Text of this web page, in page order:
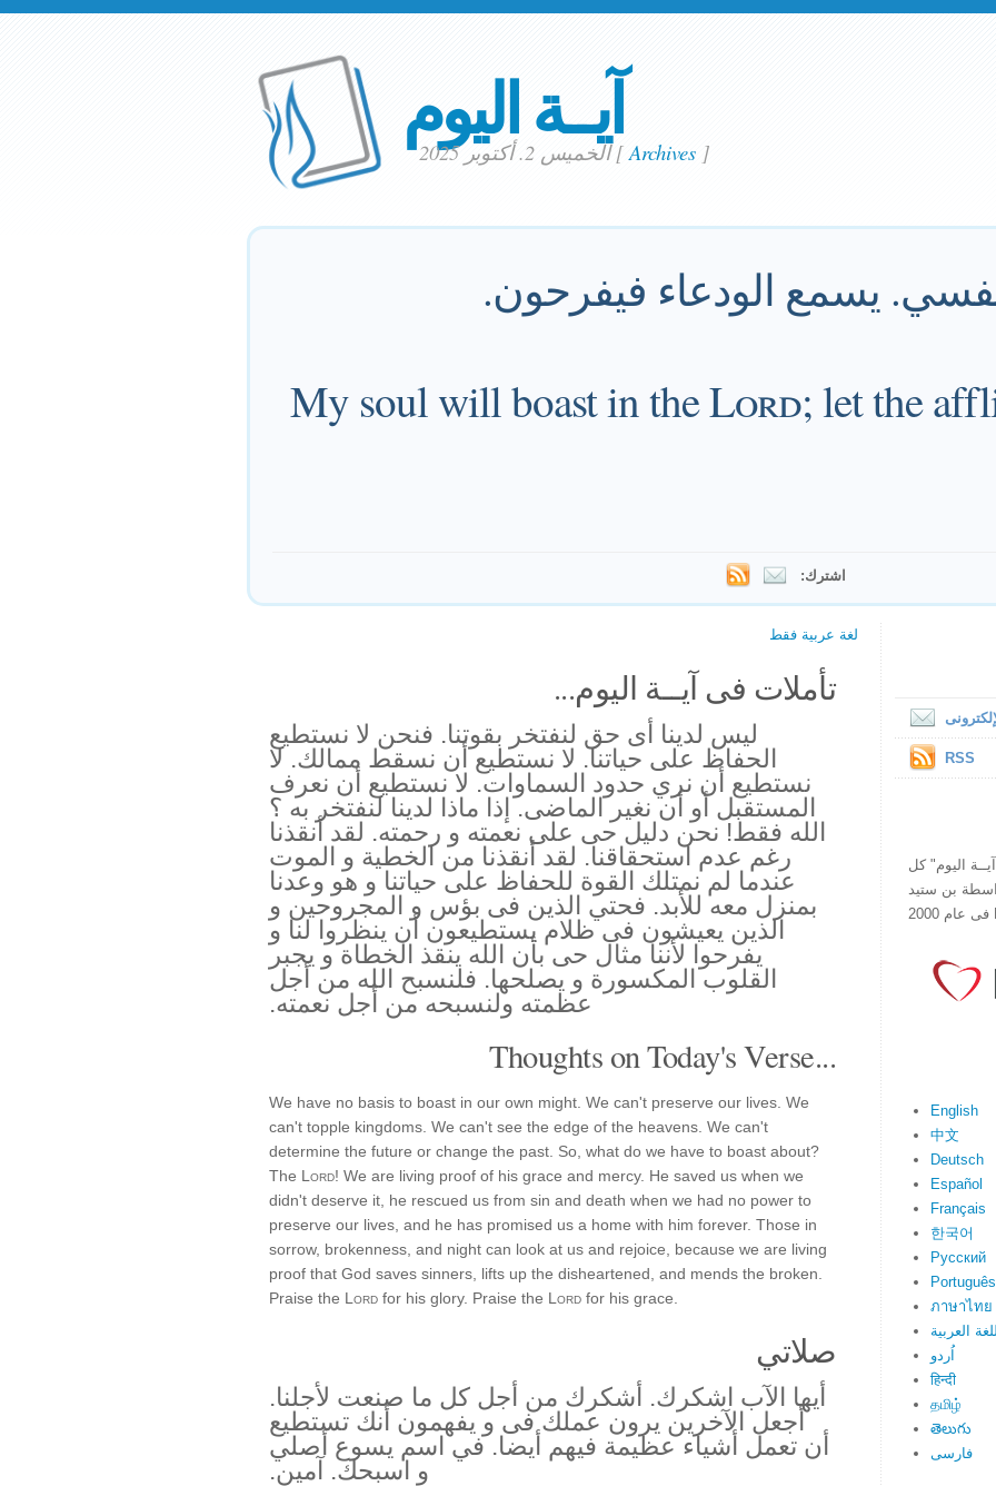
آيــة اليوم
الخميس 2. أكتوبر 2025[Archives]
يسمع الودعاء فيفرحون.
My soul will boast in theLord; let the
اشترك:
لغة عربية فقط
تأملات فى آيــة اليوم...
ليس لدينا أى حق لنفتخر بقوتنا. فنحن لا نستطيع
الحفاظ على حياتنا. لا نستطيع أن نسقط ممالك. لا
نستطيع أن نري حدود السماوات. لا نستطيع أن نعرف
المستقبل أو أن نغير الماضى. إذا ماذا لدينا لنفتخر به ؟
الله فقط! نحن دليل حى على نعمته و رحمته. لقد أنقذنا
رغم عدم استحقاقنا. لقد أنقذنا من الخطية و الموت
عندما لم نمتلك القوة للحفاظ على حياتنا و هو وعدنا
بمنزل معه للأبد. فحتي الذين فى بؤس و المجروحين و
الذين يعيشون فى ظلام يستطيعون أن ينظروا لنا و
يفرحوا لأننا مثال حى بأن الله ينقذ الخطاة و يجبر
القلوب المكسورة و يصلحها. فلنسبح الله من أجل
عظمته ولنسبحه من أجل نعمته.
Thoughts on Today's Verse...
We have no basis to boast in our own might. We can't preserve our lives. We
can't topple kingdoms. We can't see the edge of the heavens. We can't
determine the future or change the past. So, what do we have to boast about?
The Lord! We are living proof of his grace and mercy. He saved us when we
didn't deserve it, he rescued us from sin and death when we had no power to
preserve our lives, and he has promised us a home with him forever. Those in
sorrow, brokenness, and night can look at us and rejoice, because we are living
proof that God saves sinners, lifts up the disheartened, and mends the broken.
Praise the Lord for his glory. Praise the Lord for his grace.
صلاتي
أيها الآب اشكرك. أشكرك من أجل كل ما صنعت لأجلنا.
أجعل الآخرين يرون عملك فى و يفهمون أنك تستطيع
أن تعمل أشياء عظيمة فيهم أيضا. في اسم يسوع أصلي
و اسبحك. آمين.
RSS
يقرأ "آيــة اليوم" كل
هذا الموقع فى عام 1998 بواسطة بن ستيد
English
中文
Deutsch
Español
Français
한국어
Русский
Português
ภาษาไทย
العربية
اُردو
हिन्दी
தமிழ்
తెలుగు
فارسی